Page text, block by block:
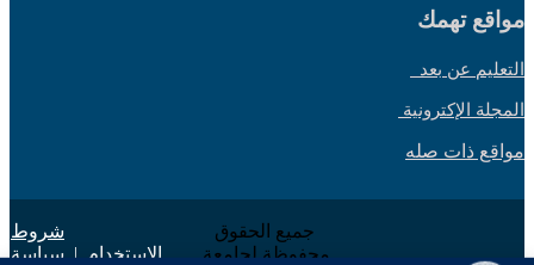
مواقع تهمك
التعليم عن بعد
المجلة الإكترونية
مواقع ذات صله
جميع الحقوق
محفوظة لجامعة
شروط
الاستخدام
| سياسة